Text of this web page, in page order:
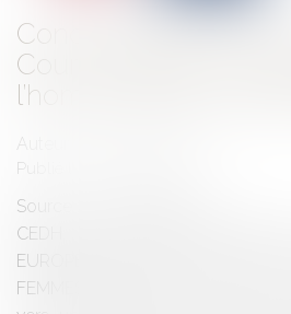
Condamnation de la
Cour européenne
l’homme dans une
Auteur : LETANG Frédéric
Publié le :
Source :
CEDH, 4 sept 2025, AFFAIRE
EUROPÉENNE CONTRE LES
FEMMES AU TRAVAIL c.